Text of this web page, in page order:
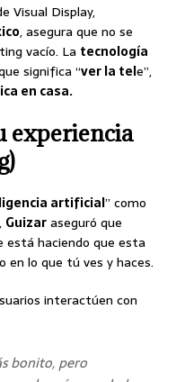
Visual Display,
, asegura que no se
vacío. La tecnología
significa “ver la tele”,
en casa.
experiencia
artificial” como
Guizaraseguró que
está haciendo que esta
lo que tú ves y haces.
interactúen con
bonito, pero